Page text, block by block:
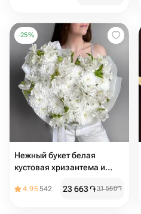
-25%
Нежный букет белая
кустовая хризантема и
4.95542 23 663֏31 550֏